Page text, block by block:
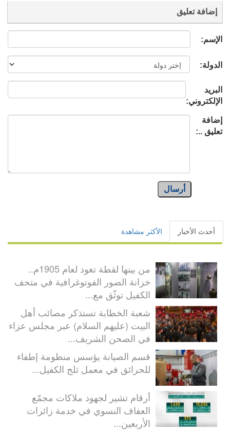
إضافة تعليق
الإسم:
الدولة:
البريد
الإلكتروني:
إضافة
تعليق ..:
أرسال
أحدث الأخبار الأكثر مشاهدة
من بينها لقطة تعود لعام 1905م..
خزانة الصور الفوتوغرافية في متحف
الكفيل توثّق مع...
شعبة الخطابة تستذكر مصائب أهل
البيت (عليهم السلام) عبر مجلس عزاء
في الصحن الشريف...
قسم الصيانة يؤسس منظومة إطفاء
للحرائق في معمل ثلج الكفيل...
أرقام تشير لجهود ملاكات مجمّع
العفاف النسوي في خدمة زائرات
الأربعين...